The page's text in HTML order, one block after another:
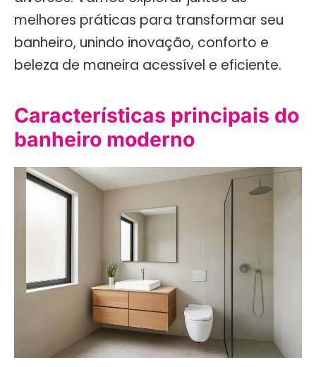
melhores práticas para transformar seu
banheiro, unindo inovação, conforto e
beleza de maneira acessível e eficiente.
Características principais do
banheiro moderno